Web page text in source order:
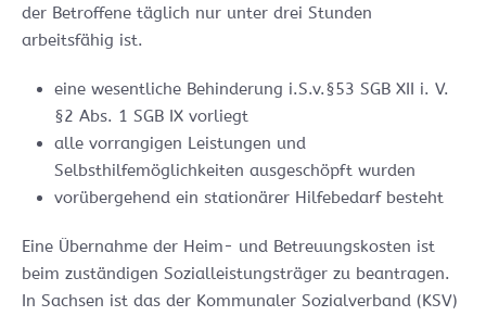
der Betroffene täglich nur unter drei Stunden
arbeitsfähig ist.
eine wesentliche Behinderung i.S.v.§53 SGB XII i. V.
§2 Abs. 1 SGB IX vorliegt
alle vorrangigen Leistungen und
Selbsthilfemöglichkeiten ausgeschöpft wurden
vorübergehend ein stationärer Hilfebedarf besteht
Eine Übernahme der Heim- und Betreuungskosten ist
beim zuständigen Sozialleistungsträger zu beantragen.
In Sachsen ist das der Kommunaler Sozialverband (KSV)